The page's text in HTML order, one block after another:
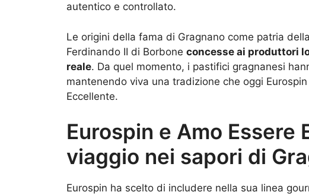
autentico e controllato.
Le origini della fama di Gragnano come patria
Ferdinando II di Borbone concesse ai produttori
reale. Da quel momento, i pastifici gragnanesi
mantenendo viva una tradizione che oggi
Eccellente.
Eurospin e Amo Essere
viaggio nei sapori di
Eurospin ha scelto di includere nella sua linea